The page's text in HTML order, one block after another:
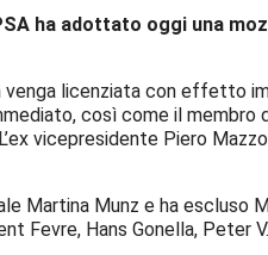
ha adottato oggi una
licenziata con effetto
così come il
vicepresidente Piero
Martina Munz e ha
Fevre, Hans Gonella,